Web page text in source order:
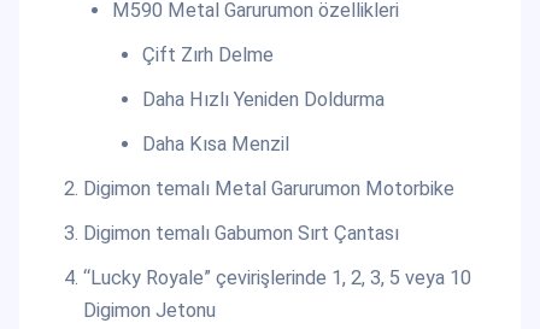
M590 Metal Garurumon özellikleri
Çift Zırh Delme
Daha Hızlı Yeniden Doldurma
Daha Kısa Menzil
Digimon temalı Metal Garurumon Motorbike
Digimon temalı Gabumon Sırt Çantası
“Lucky Royale” çevirişlerinde 1, 2, 3, 5 veya 10
Digimon Jetonu